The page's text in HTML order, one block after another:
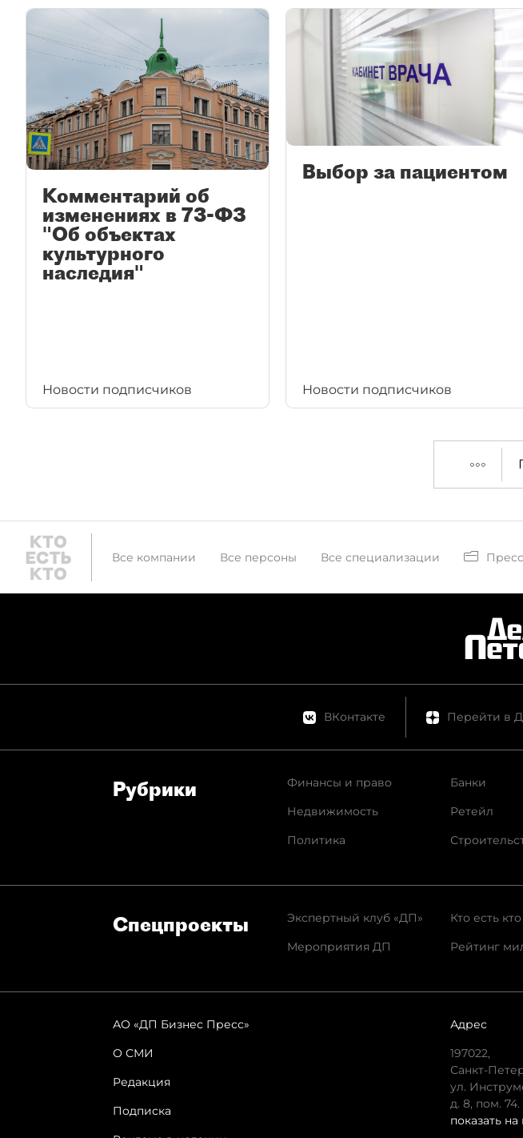
Комментарий об
изменениях в 73-ФЗ
"Об объектах
культурного
наследия"
Новости подписчиков
Выбор за пациентом
Новости подписчиков
Все компании Все персоны Все специализации
ВКонтакте Перейти в
Рубрики
Финансы и право
Недвижимость
Политика
Банки
Ретейл
Спец­проекты
Экспертный клуб «ДП»
Мероприятия ДП
Кто есть кто
Рейтинг
АО «ДП Бизнес Пресс»
О СМИ
Редакция
Подписка
Адрес
197022,
Санкт-
ул.
д. 8, пом. 74.
показать на